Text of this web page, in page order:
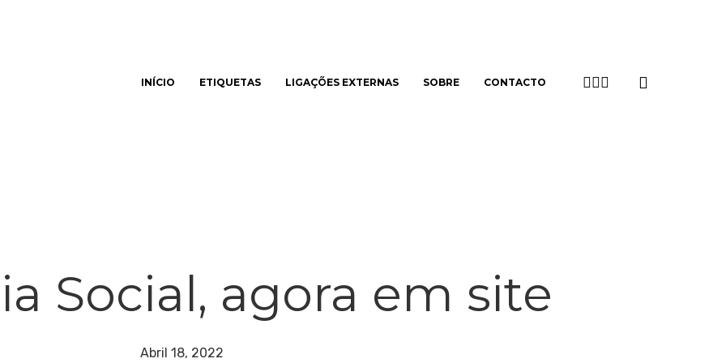
INÍCIO ETIQUETAS LIGAÇÕES EXTERNAS SOBRE CONTACTO TWITTER
LINKEDIN
EMAIL
Social, agora em site
Abril 18, 2022